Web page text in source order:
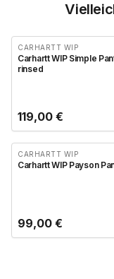
CARHARTT WIP
Carhartt WIP Simple
rinsed
119,00 €
CARHARTT WIP
Carhartt WIP Payson
99,00 €